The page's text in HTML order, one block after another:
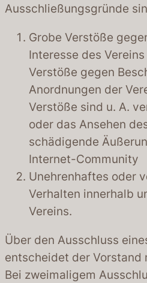
Ausschließungsgründe
Grobe Verstöße
Interesse des
Verstöße gegen
Anordnungen der
Verstöße sind u. A.
oder das Ansehen
schädigende
Internet-Community
Unehrenhaftes oder
Verhalten innerhalb
Vereins.
Über den Ausschluss
entscheidet der Vorstand
Bei zweimaligem